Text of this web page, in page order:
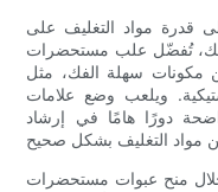
قدرة مواد التغليف على
لذلك، تُفضّل علب مستحضرات
مكونات سهلة الفك، مثل
ويلعب وضع علامات
دورًا هامًا في إرشاد
خلال منح عبوات مستحضرات